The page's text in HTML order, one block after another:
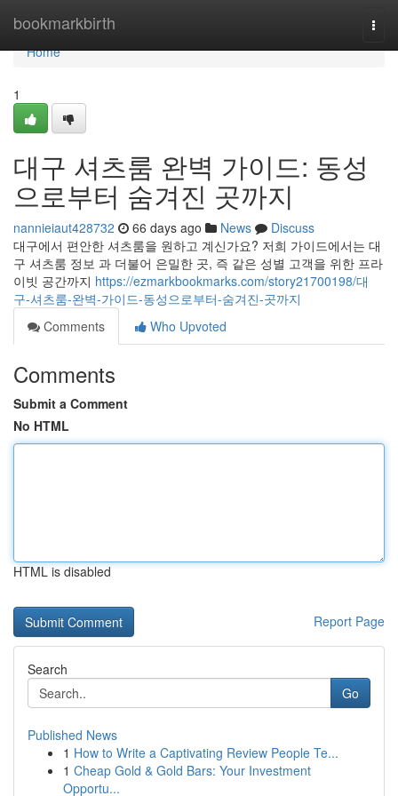
bookmarkbirth
Home
Home
1
대구 셔츠룸 완벽 가이드: 동성
으로부터 숨겨진 곳까지
nannieiaut428732 66 days ago News
Discuss
대구에서 편안한 셔츠룸을 원하고 계신가요? 저희 가이드에서는 대
구 셔츠룸 정보 과 더불어 은밀한 곳, 즉 같은 성별 고객을 위한 프라
이빗 공간까지 https://ezmarkbookmarks.com/story21700198/대
구-셔츠룸-완벽-가이드-동성으로부터-숨겨진-곳까지
Comments
Who Upvoted
Comments
Submit a Comment
No HTML
HTML is disabled
Report Page
Search
Go
Published News
1 How to Write a Captivating Review People Te...
1 Cheap Gold & Gold Bars: Your Investment
Opportu...